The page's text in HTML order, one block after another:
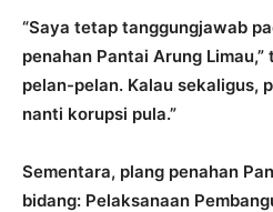
“Saya tetap tanggungjawab
penahan Pantai Arung
pelan-pelan. Kalau sekaligus,
nanti korupsi pula.”
Sementara, plang penahan
bidang: Pelaksanaan